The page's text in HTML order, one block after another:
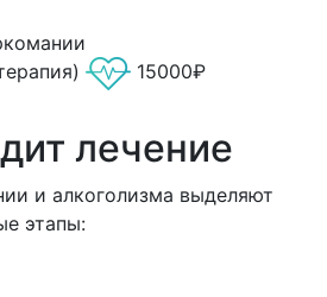
15000₽
лечение
и алкоголизма выделяют
этапы: